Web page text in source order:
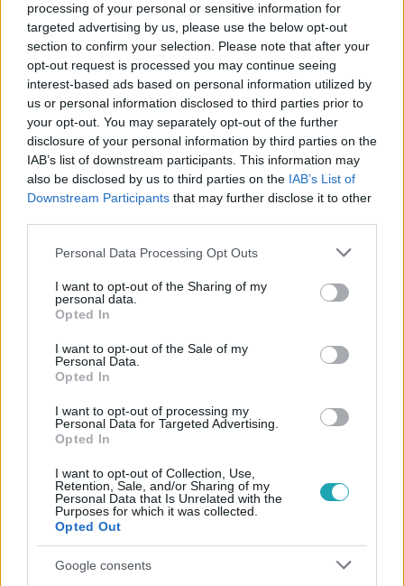
processing of your personal or sensitive information for
targeted advertising by us, please use the below opt-out
section to confirm your selection. Please note that after your
opt-out request is processed you may continue seeing
interest-based ads based on personal information utilized by
us or personal information disclosed to third parties prior to
your opt-out. You may separately opt-out of the further
disclosure of your personal information by third parties on the
IAB’s list of downstream participants. This information may
also be disclosed by us to third parties on the IAB’s List of
Downstream Participants that may further disclose it to other
Please note that this website/app uses one or more Google
not limited to your visit or usage behaviour. You may click to
grant or deny consent to Google and its third-party tags to
use your data for below specified purposes in below Google
consent section.
Personal Data Processing Opt Outs
I want to opt-out of the Sharing of my
personal data.
Opted In
I want to opt-out of the Sale of my
Personal Data.
Opted In
I want to opt-out of processing my
Personal Data for Targeted Advertising.
Opted In
I want to opt-out of Collection, Use,
Retention, Sale, and/or Sharing of my
Personal Data that Is Unrelated with the
Purposes for which it was collected.
Opted Out
Google consents
Kövess minket, és értesülj a friss hírekről a
Facebookon is!
Követem
VIDEÓ # TAKÁCS GYURI
HÁZASODNA A GAZDA 2025
Népszerű